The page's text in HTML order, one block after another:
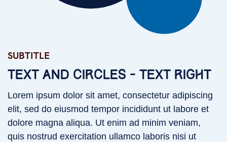
Subtitle
SUBTITLE
TEXT AND CIRCLES - TEXT RIGHT
Lorem ipsum dolor sit amet, consectetur adipiscing
elit, sed do eiusmod tempor incididunt ut labore et
dolore magna aliqua. Ut enim ad minim veniam,
quis nostrud exercitation ullamco laboris nisi ut